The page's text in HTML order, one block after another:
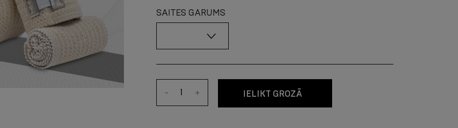
SAITES GARUMS
- + IELIKT GROZĀ